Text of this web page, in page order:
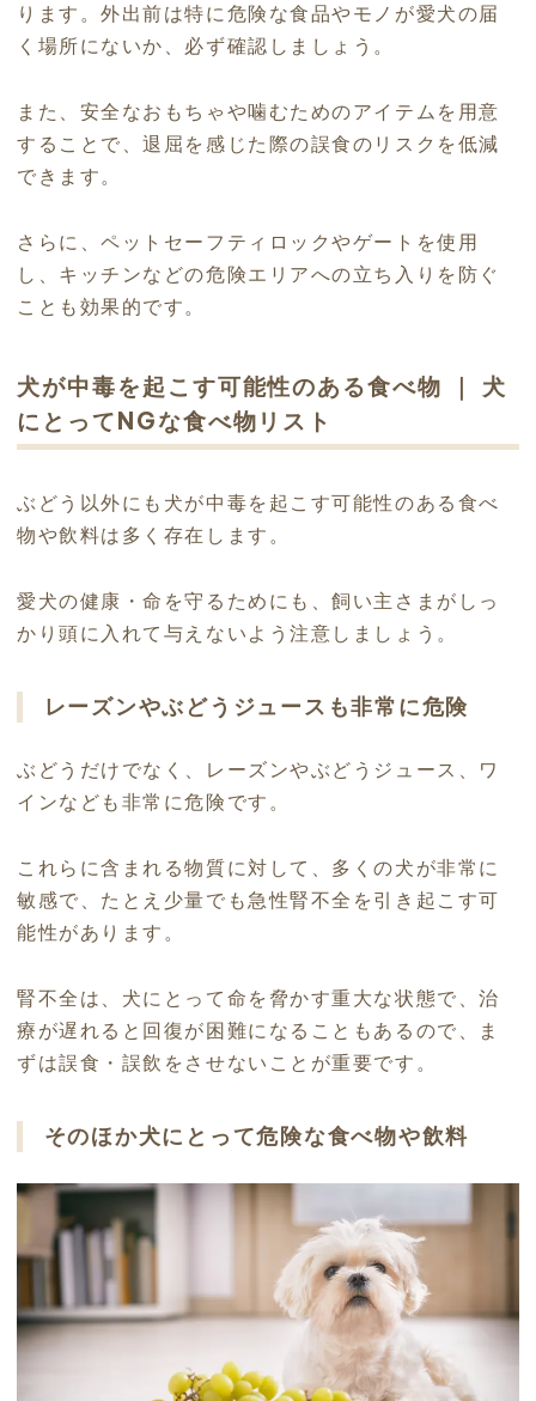
ります。外出前は特に危険な食品やモノが愛犬の届
く場所にないか、必ず確認しましょう。
また、安全なおもちゃや噛むためのアイテムを用意
することで、退屈を感じた際の誤食のリスクを低減
できます。
さらに、ペットセーフティロックやゲートを使用
し、キッチンなどの危険エリアへの立ち入りを防ぐ
ことも効果的です。
犬が中毒を起こす可能性のある食べ物 ｜ 犬
にとってNGな食べ物リスト
ぶどう以外にも犬が中毒を起こす可能性のある食べ
物や飲料は多く存在します。
愛犬の健康・命を守るためにも、飼い主さまがしっ
かり頭に入れて与えないよう注意しましょう。
レーズンやぶどうジュースも非常に危険
ぶどうだけでなく、レーズンやぶどうジュース、ワ
インなども非常に危険です。
これらに含まれる物質に対して、多くの犬が非常に
敏感で、たとえ少量でも急性腎不全を引き起こす可
能性があります。
腎不全は、犬にとって命を脅かす重大な状態で、治
療が遅れると回復が困難になることもあるので、ま
ずは誤食・誤飲をさせないことが重要です。
そのほか犬にとって危険な食べ物や飲料